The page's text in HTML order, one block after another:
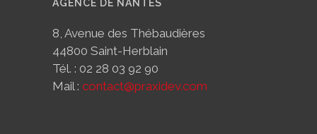
AGENCE DE NANTES
8, Avenue des Thébaudières
44800 Saint-Herblain
Tél. : 02 28 03 92 90
Mail : contact@praxidev.com